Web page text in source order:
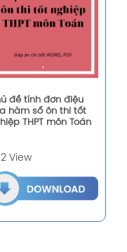
đề tính đơn điệu
hàm số ôn thi tốt
THPT môn Toán
View